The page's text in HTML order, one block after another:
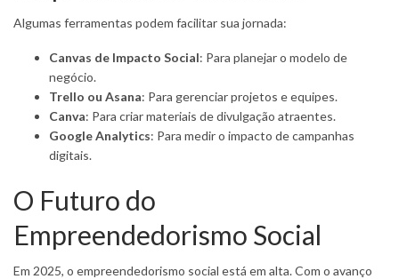
Algumas ferramentas podem facilitar sua jornada:
Canvas de Impacto Social: Para planejar o modelo de
negócio.
Trello ou Asana: Para gerenciar projetos e equipes.
Canva: Para criar materiais de divulgação atraentes.
Google Analytics: Para medir o impacto de campanhas
digitais.
O Futuro do
Empreendedorismo Social
Em 2025, o empreendedorismo social está em alta. Com o avanço